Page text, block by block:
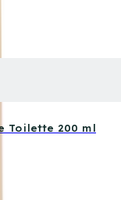
Toilette 200 ml